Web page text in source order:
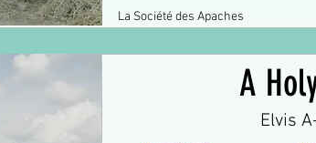
La Société des Apaches
A
Elvis